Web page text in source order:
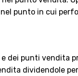
punto in cui
dei punti vendita
dividendole